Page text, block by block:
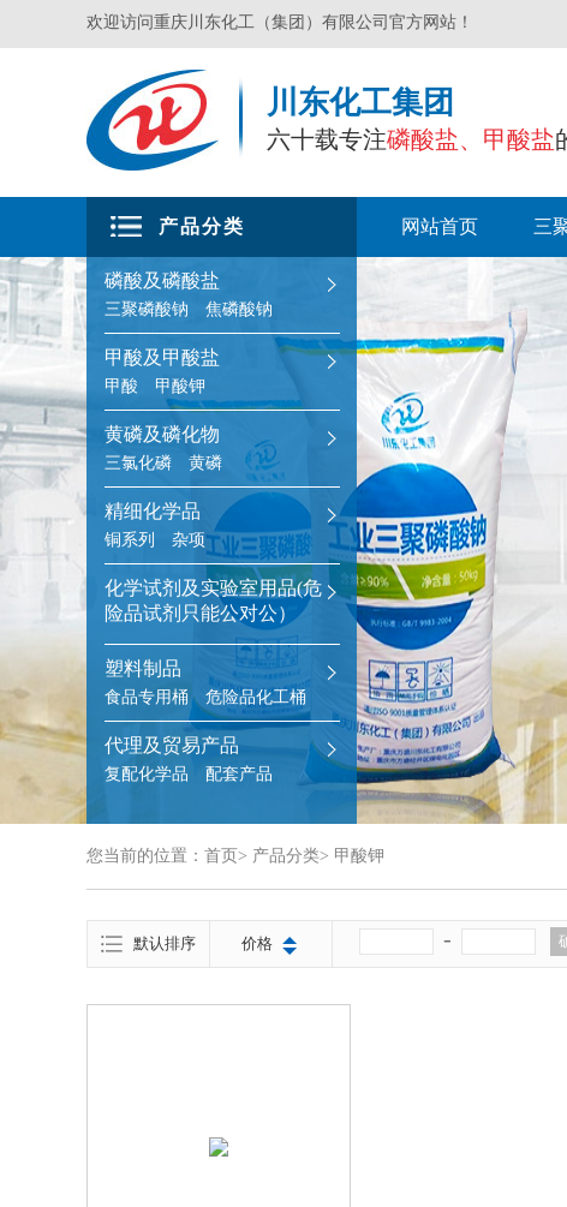
欢迎访问重庆川东化工（集团）有限公司官方网站！
川东化工集团
六十载专注磷酸盐、甲酸盐
产品分类
磷酸及磷酸盐
三聚磷酸钠 焦磷酸钠
甲酸及甲酸盐
甲酸 甲酸钾
黄磷及磷化物
三氯化磷 黄磷
精细化学品
铜系列 杂项
化学试剂及实验室用品(危
险品试剂只能公对公）
塑料制品
食品专用桶 危险品化工桶
代理及贸易产品
复配化学品 配套产品
网站首页 三
您当前的位置： 首页 > 产品分类> 甲酸钾
默认排序 价格 -